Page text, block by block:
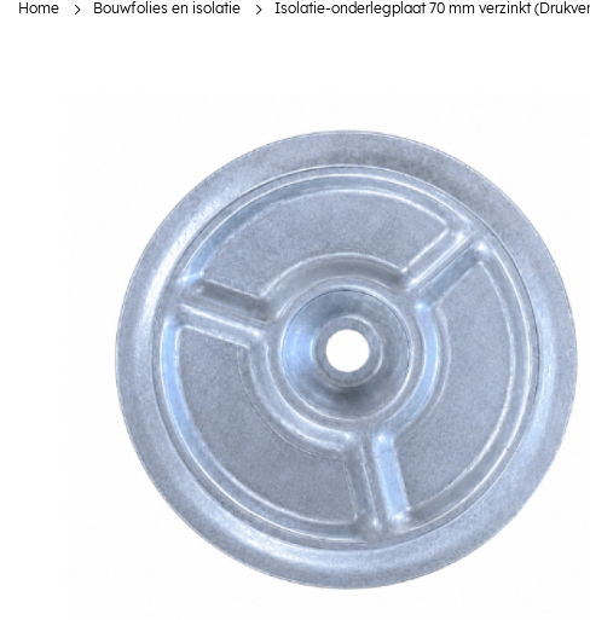
Home Bouwfolies en isolatie Isolatie-onderlegplaat 70 mm verzinkt